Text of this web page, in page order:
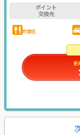
ポイント
交換先
飲食店
新